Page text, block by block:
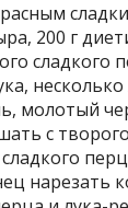
200 г
сладкого
молотый
с
нарезать